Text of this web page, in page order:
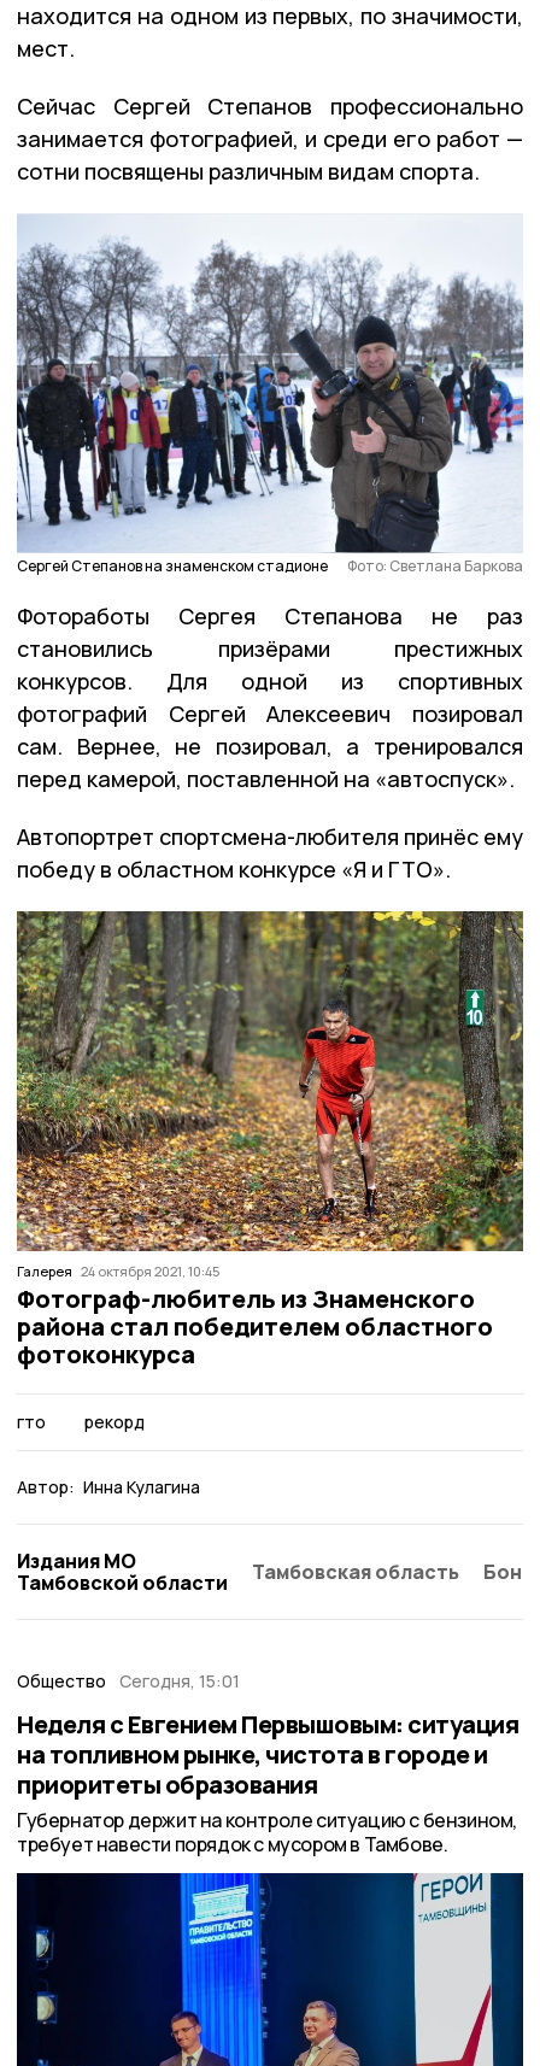
находится на одном из первых, по значимости,
мест.
Сейчас Сергей Степанов профессионально
занимается фотографией, и среди его работ —
сотни посвящены различным видам спорта.
Сергей Степанов на знаменском стадионе Фото: Светлана Баркова
Фотоработы Сергея Степанова не раз
становились призёрами престижных
конкурсов. Для одной из спортивных
фотографий Сергей Алексеевич позировал
сам. Вернее, не позировал, а тренировался
перед камерой, поставленной на «автоспуск».
Автопортрет спортсмена-любителя принёс ему
победу в областном конкурсе «Я и ГТО».
Галерея 24 октября 2021, 10:45
Фотограф-любитель из Знаменского
района стал победителем областного
фотоконкурса
гто рекорд
Автор: Инна Кулагина
Издания МО
Тамбовской области
Тамбовская область
Общество Сегодня, 15:01
Неделя с Евгением Первышовым: ситуация
на топливном рынке, чистота в городе и
приоритеты образования
Губернатор держит на контроле ситуацию с бензином,
требует навести порядок с мусором в Тамбове.